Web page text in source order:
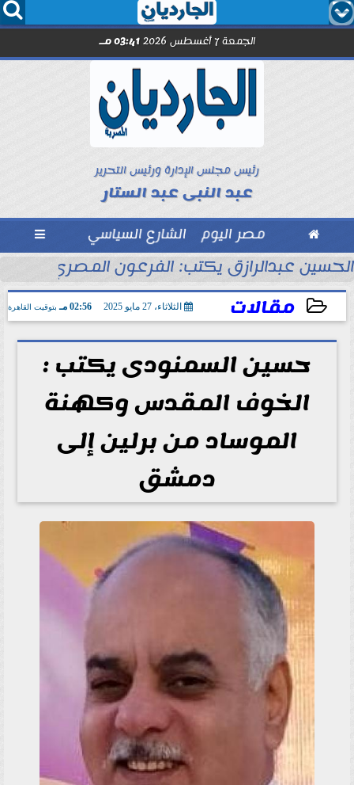
  
الجمعة 7 أغسطس 2026 03:41 مـ
رئيس مجلس الإدارة ورئيس التحرير
عبد النبى عبد الستار
 مصر اليوم الشارع السياسي 
الحسين عبدالرازق يكتب: الفرعون المصري جاهز
مقالات الثلاثاء، 27 مايو 2025 02:56 مـ بتوقيت القاهرة
2025-05-27 14:56:25
حسين السمنودى يكتب :
الخوف المقدس وكهنة
الموساد من برلين إلى
دمشق